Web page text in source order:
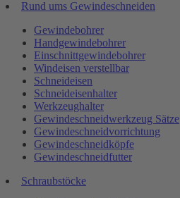
Rund ums Gewindeschneiden
Gewindebohrer
Handgewindebohrer
Einschnittgewindebohrer
Windeisen verstellbar
Schneideisen
Schneideisenhalter
Werkzeughalter
Gewindeschneidwerkzeug Sätze
Gewindeschneidvorrichtung
Gewindeschneidköpfe
Gewindeschneidfutter
Schraubstöcke